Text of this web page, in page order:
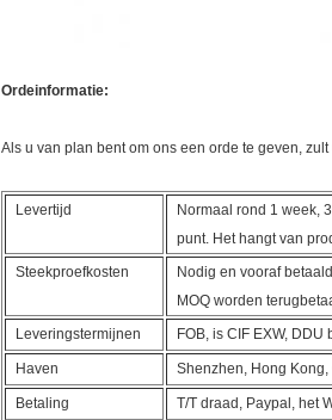
Ordeinformatie:
Als u van plan bent om ons een orde te geven,
Levertijd
Normaal rond 1 week,
punt. Het hangt van
Steekproefkosten
Nodig en vooraf
MOQ worden
Leveringstermijnen
FOB, is CIF EXW,
Haven Shenzhen, Hong Kong,
Betaling T/T draad, Paypal, het